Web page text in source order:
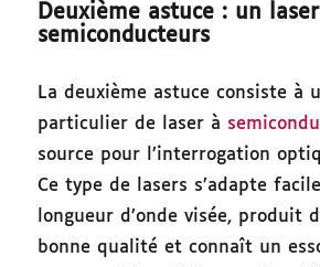
Deuxième astuce : un
semiconducteurs
La deuxième astuce consiste à
particulier de laser à
source pour l’interrogation
Ce type de lasers s’adapte
longueur d’onde visée, produit
bonne qualité et connaît un